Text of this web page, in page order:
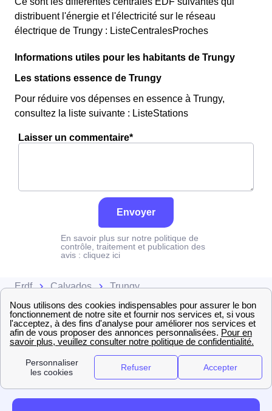
distribuent l'énergie et l'électricité sur le réseau
électrique de Trungy : ListeCentralesProches
Informations utiles pour les habitants de Trungy
Les stations essence de Trungy
Pour réduire vos dépenses en essence à Trungy,
consultez la liste suivante : ListeStations
Laisser un commentaire*
Envoyer
En savoir plus sur notre politique de
contrôle, traitement et publication des
avis : cliquez ici
Erdf Calvados Trungy